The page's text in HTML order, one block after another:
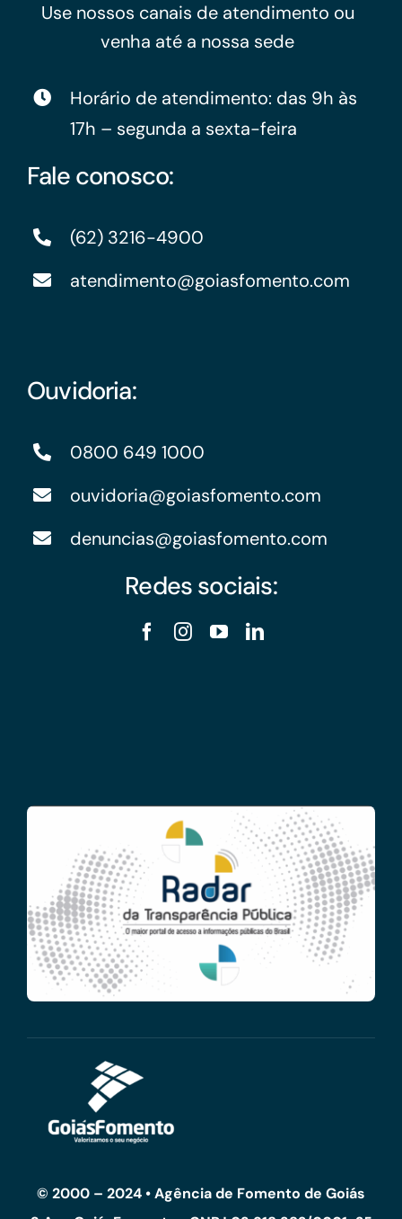
Use nossos canais de atendimento ou
venha até a nossa sede
Horário de atendimento: das 9h às
17h – segunda a sexta-feira
Fale conosco:
(62) 3216-4900
atendimento@goiasfomento.com
Ouvidoria:
0800 649 1000
ouvidoria@goiasfomento.com
denuncias@goiasfomento.com
Redes sociais:
© 2000 – 2024 • Agência de Fomento de Goiás